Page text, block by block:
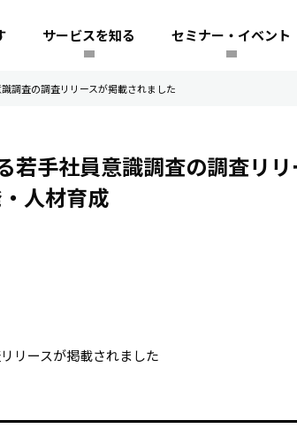
サービスを知る セミナー・イベント
調査の調査リリースが掲載されました
若手社員意識調査の調査リリ
・人材育成
リースが掲載されました